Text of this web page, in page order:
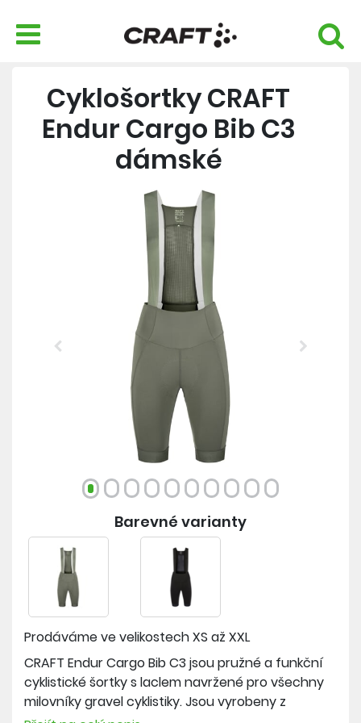
Cyklošortky CRAFT
Endur Cargo Bib C3
dámské
Previous Next
CRAFT Endur Cargo Bib C3 jsou pružné a funkční
cyklistické šortky s laclem navržené pro všechny
milovníky gravel cyklistiky. Jsou vyrobeny z
Prodáváme ve velikostechXS až XXL
Barevné varianty